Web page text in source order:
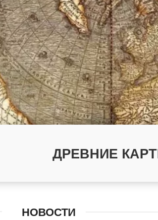
ДРЕВНИЕ
НОВОСТИ